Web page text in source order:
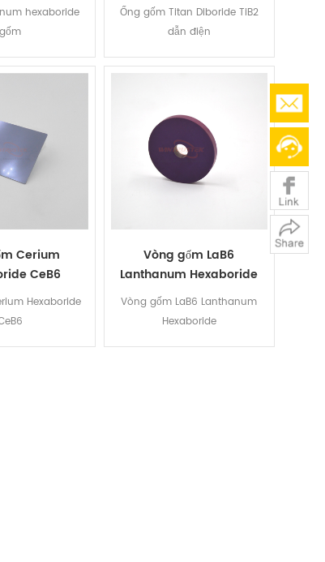
hexaboride
gốm
Ống gốm Titan Diboride TiB2
dẫn điện
Cerium
CeB6
Hexaboride
Vòng gốm LaB6
Lanthanum Hexaboride
Vòng gốm LaB6 Lanthanum
Hexaboride